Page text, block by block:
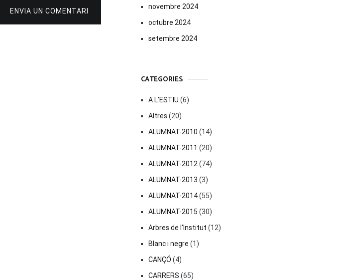
ENVIA UN COMENTARI
novembre 2024
octubre 2024
setembre 2024
CATEGORIES
A L'ESTIU (6)
Altres (20)
ALUMNAT-2010 (14)
ALUMNAT-2011 (20)
ALUMNAT-2012 (74)
ALUMNAT-2013 (3)
ALUMNAT-2014(55)
ALUMNAT-2015 (30)
Arbres de l'Institut (12)
Blanc i negre (1)
CANÇÓ (4)
CARRERS (65)